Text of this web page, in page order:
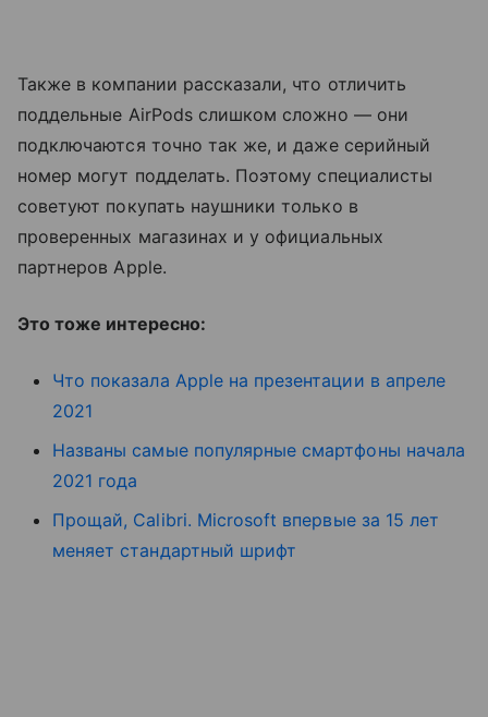
Также в компании рассказали, что отличить
поддельные AirPods слишком сложно — они
подключаются точно так же, и даже серийный
номер могут подделать. Поэтому специалисты
советуют покупать наушники только в
проверенных магазинах и у официальных
партнеров Apple.
Это тоже интересно:
Что показала Apple на презентации в апреле
2021
Названы самые популярные смартфоны начала
2021 года
Прощай, Calibri. Microsoft впервые за 15 лет
меняет стандартный шрифт